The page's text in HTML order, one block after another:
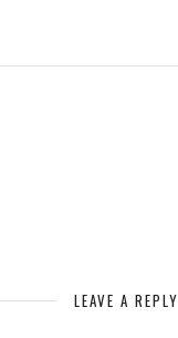
LEAVE A REPLY